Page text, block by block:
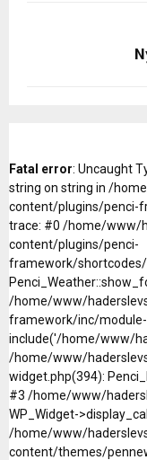
Fatal error: Uncaught
string on string in /
content/plugins/penci-
trace: #0 /home/www/
content/plugins/penci-
framework/
/home/www/
framework/inc/
include('/home/www/
/home/www/
widget.php(394):
#3 /home/www/
WP_Widget-
/home/www/
content/themes/